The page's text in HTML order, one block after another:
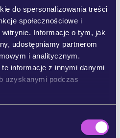
do spersonalizowania treści
społecznościowe i
Informacje o tym, jak
udostępniamy partnerom
i analitycznym.
informacje z innymi danymi
uzyskanymi podczas
zostanie niedługo
Zanim to się stanie,
biznesu.Postępowi
naszej stronie, ale żeby
musimy przekonać nieco
A na to jest tylko jeden
posłanka musi
swoich wyborców i